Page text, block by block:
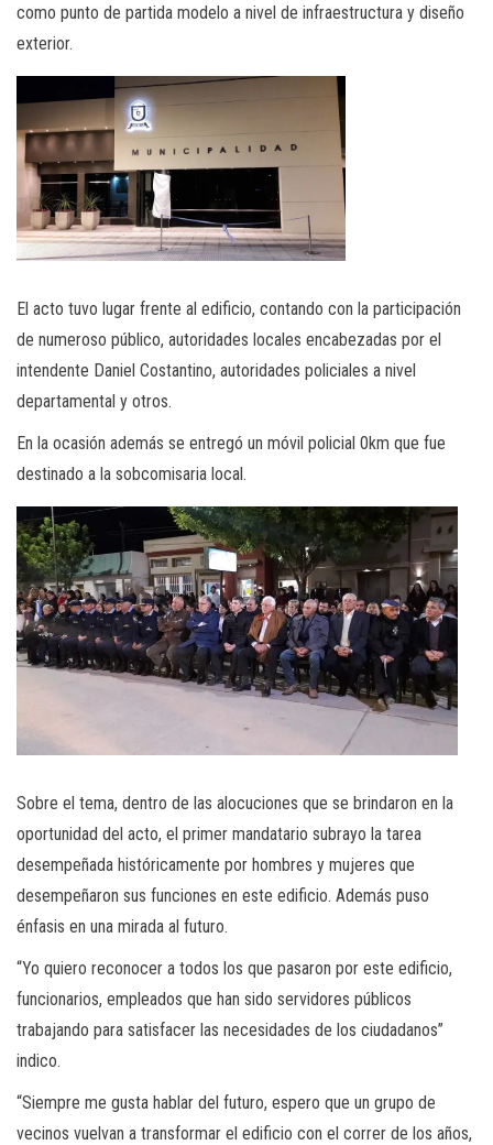
como punto de partida modelo a nivel de infraestructura y diseño
exterior.
El acto tuvo lugar frente al edificio, contando con la participación
de numeroso público, autoridades locales encabezadas por el
intendente Daniel Costantino, autoridades policiales a nivel
departamental y otros.
En la ocasión además se entregó un móvil policial 0km que fue
destinado a la sobcomisaria local.
Sobre el tema, dentro de las alocuciones que se brindaron en la
oportunidad del acto, el primer mandatario subrayo la tarea
desempeñada históricamente por hombres y mujeres que
desempeñaron sus funciones en este edificio. Además puso
énfasis en una mirada al futuro.
“Yo quiero reconocer a todos los que pasaron por este edificio,
funcionarios, empleados que han sido servidores públicos
trabajando para satisfacer las necesidades de los ciudadanos”
indico.
“Siempre me gusta hablar del futuro, espero que un grupo de
vecinos vuelvan a transformar el edificio con el correr de los años,